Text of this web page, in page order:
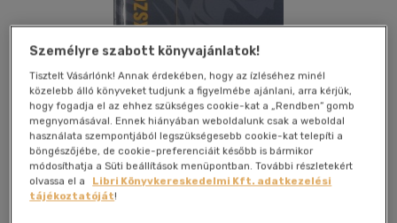
Személyre szabott könyvajánlatok!
Tisztelt Vásárlónk! Annak érdekében, hogy az ízléséhez minél
közelebb álló könyveket tudjunk a figyelmébe ajánlani, arra kérjük,
hogy fogadja el az ehhez szükséges cookie-kat a „Rendben” gomb
megnyomásával. Ennek hiányában weboldalunk csak a weboldal
használata szempontjából legszükségesebb cookie-kat telepíti a
böngészőjébe, de cookie-preferenciáit később is bármikor
módosíthatja a Süti beállítások menüpontban. További részletekért
olvassa el a
Libri Könyvkereskedelmi Kft. adatkezelési
tájékoztatóját!